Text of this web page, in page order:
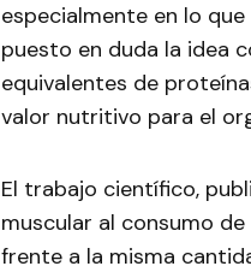
especialmente en lo
puesto en duda la idea
equivalentes de
valor nutritivo para el
El trabajo científico,
muscular al consumo
frente a la misma